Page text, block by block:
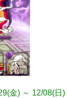
金) ～ 12/08(日)